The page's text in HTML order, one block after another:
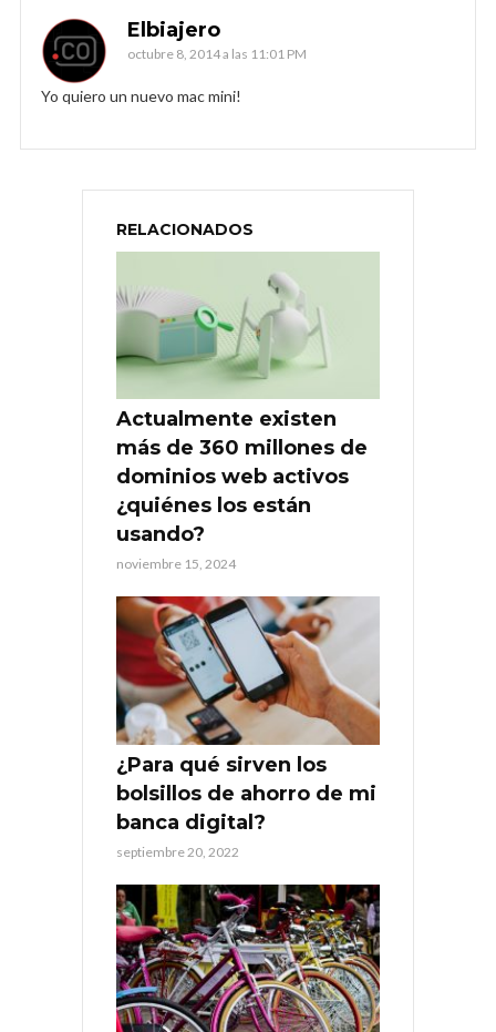
Elbiajero
octubre 8, 2014 a las 11:01 PM
Yo quiero un nuevo mac mini!
RELACIONADOS
Actualmente existen
más de 360 millones de
dominios web activos
¿quiénes los están
usando?
noviembre 15, 2024
¿Para qué sirven los
bolsillos de ahorro de mi
banca digital?
septiembre 20, 2022